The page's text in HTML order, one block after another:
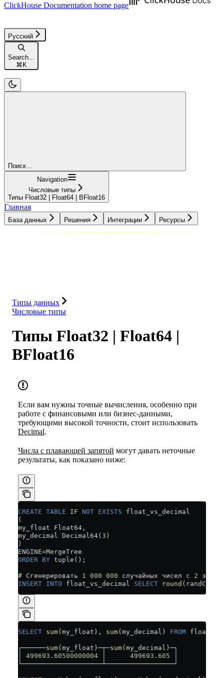
ClickHouse Documentation home page
Русский
Search...
⌘K
Поиск...
Navigation
Числовые типы
Типы Float32 | Float64 | BFloat16
Главная
База данных Решения Интеграции Ресурсы
Типы данных
Числовые типы
Типы Float32 | Float64 |
BFloat16
Если вам нужны точные вычисления, особенно при
работе с финансовыми или бизнес-данными,
требующими высокой точности, стоит использовать
Decimal.
Числа с плавающей запятой могут давать неточные
результаты, как показано ниже:
CREATE TABLE IF NOT EXISTS float_vs_decimal
(
my_float Float64,
my_decimal Decimal64( 3 )
)
ENGINE=MergeTree
ORDER BY tuple();
# Сгенерировать 1 000 000 случайных чисел с 2
INSERT INTO float_vs_decimal SELECT round
SELECT sum(my_float), sum(my_decimal) FROM
┌──────sum(my_float)─┬─sum(my_decimal)─┐
499693 . 60500000004 499693 . 605
└────────────────────┴─────────────────┘